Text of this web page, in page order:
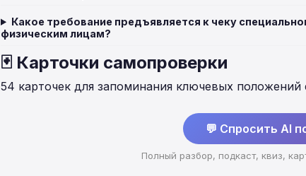
Какое требование предъявляется к чеку
физическим лицам?
🃏 Карточки самопроверки
54 карточек для запоминания ключевых положений
💬 Спросить AI
Полный разбор, подкаст, квиз,